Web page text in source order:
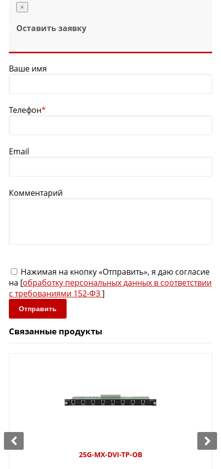
×
Оставить заявку
Ваше имя
Телефон*
Email
Комментарий
Нажимая на кнопку «Отправить», я даю согласие
на [обработку персональных данных в соответствии
с требованиями 152-ФЗ]
Отправить
Связанные продукты
25G-MX-DVI-TP-OB